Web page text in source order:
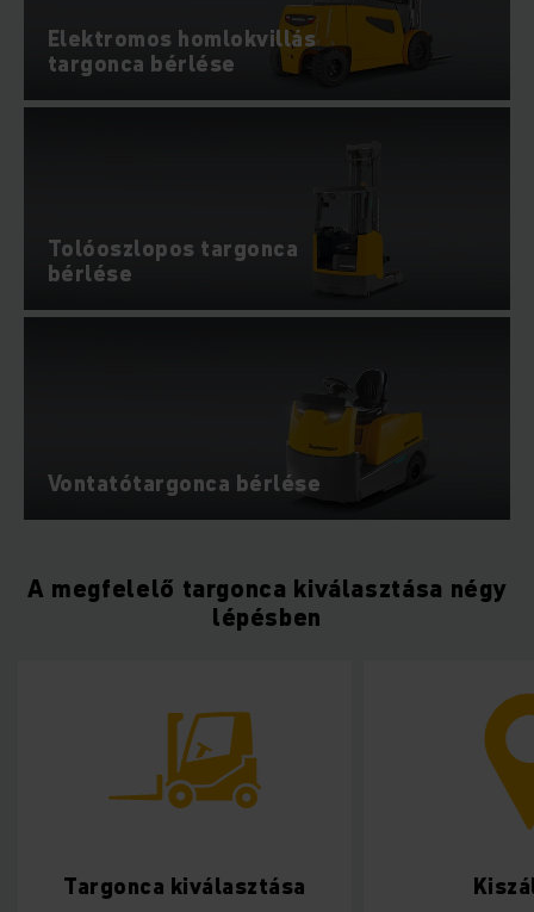
Elektromos homlokvillás
targonca bérlése
Tolóoszlopos targonca
bérlése
Vontatótargonca bérlése
A megfelelő targonca kiválasztása négy
lépésben
Targonca kiválasztása